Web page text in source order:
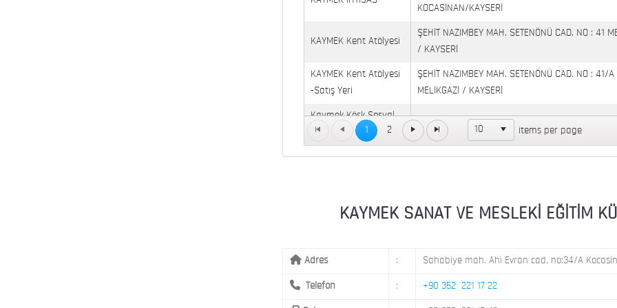
KOCASİNAN/KAYSERİ
KAYMEK Kent Atölyesi
ŞEHİT NAZIMBEY MAH. SETENÖNÜ CAD. NO : 41
/ KAYSERİ
KAYMEK Kent Atölyesi
-Satış Yeri
ŞEHİT NAZIMBEY MAH. SETENÖNÜ CAD. NO : 41/A
MELİKGAZİ / KAYSERİ
Kaymek Köşk Sosyal
Yaşam Merkezi
Köşk Mahallesi, Orgeneral Eşref Bitlis Bulvarı,
KAYMEK MOSTAR
KAYMEK TOKİ
MİMARSİNAN DEMOKRASİ MAH. FATİN RÜŞTÜ
1 2 10 items per page
KAYMEK SANAT VE MESLEKİ EĞİTİM
Adres : Sahabiye mah. Ahi Evran cad. no:34/A
Telefon : +90 352 221 17 22